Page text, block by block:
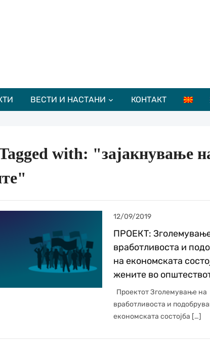
ВЕСТИ И НАСТАНИ КОНТАКТ
with: "зајакнување
12/09/2019
ПРОЕКТ:
вработливоста и
на економската
жените во
Проектот Зголемување на
вработливоста и
еконoмската состојба […]